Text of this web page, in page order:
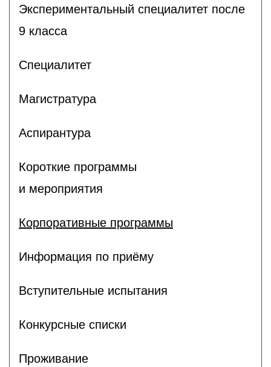
Экспериментальный специалитет после
9 класса
Специалитет
Магистратура
Аспирантура
Короткие программы
и мероприятия
Корпоративные программы
Информация по приёму
Вступительные испытания
Конкурсные списки
Проживание